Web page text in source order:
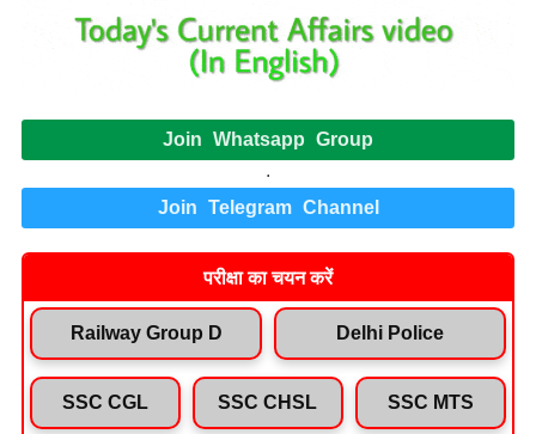
Join Whatsapp Group
.
Join Telegram Channel
परीक्षा का चयन करें
Railway Group D Delhi Police
SSC CGL SSC CHSL SSC MTS